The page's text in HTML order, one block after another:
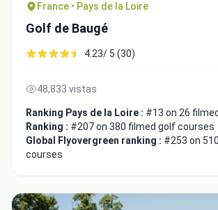
France • Pays de la Loire
Golf de Baugé
4.23/ 5 (30)
48,833 vistas
Ranking Pays de la Loire : #13 on 26
Ranking : #207 on 380 filmed golf courses
Global Flyovergreen ranking : #253 on
courses